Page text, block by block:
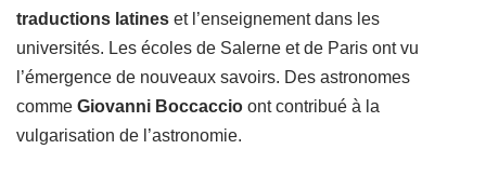
traductions latines et l’enseignement dans les
universités. Les écoles de Salerne et de Paris ont vu
l’émergence de nouveaux savoirs. Des astronomes
comme Giovanni Boccaccio ont contribué à la
vulgarisation de l’astronomie.